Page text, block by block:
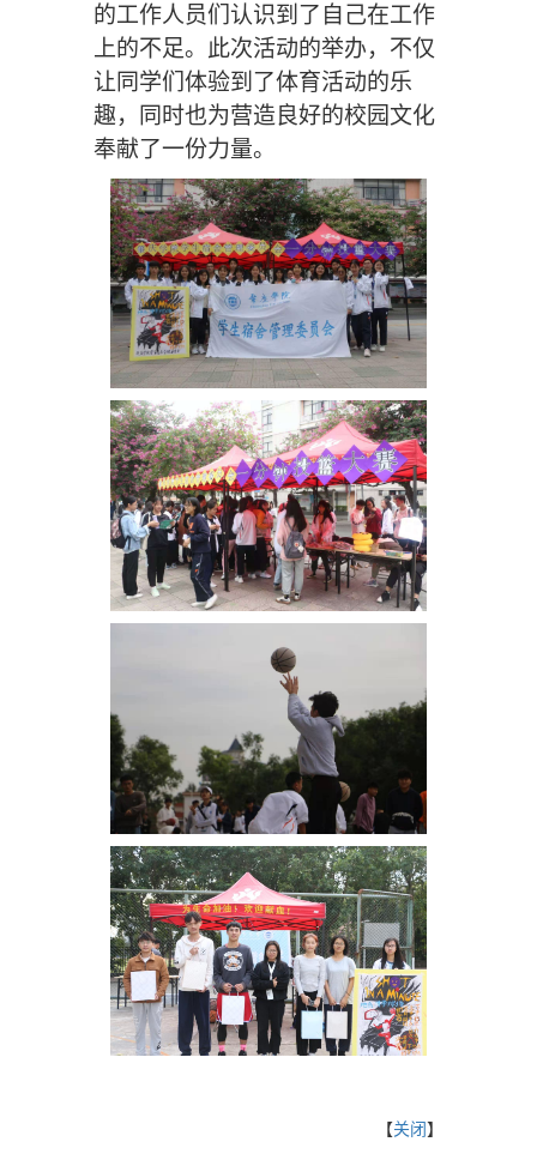
的工作人员们认识到了自己在工作
上的不足。此次活动的举办，不仅
让同学们体验到了体育活动的乐
趣，同时也为营造良好的校园文化
奉献了一份力量。
【关闭】